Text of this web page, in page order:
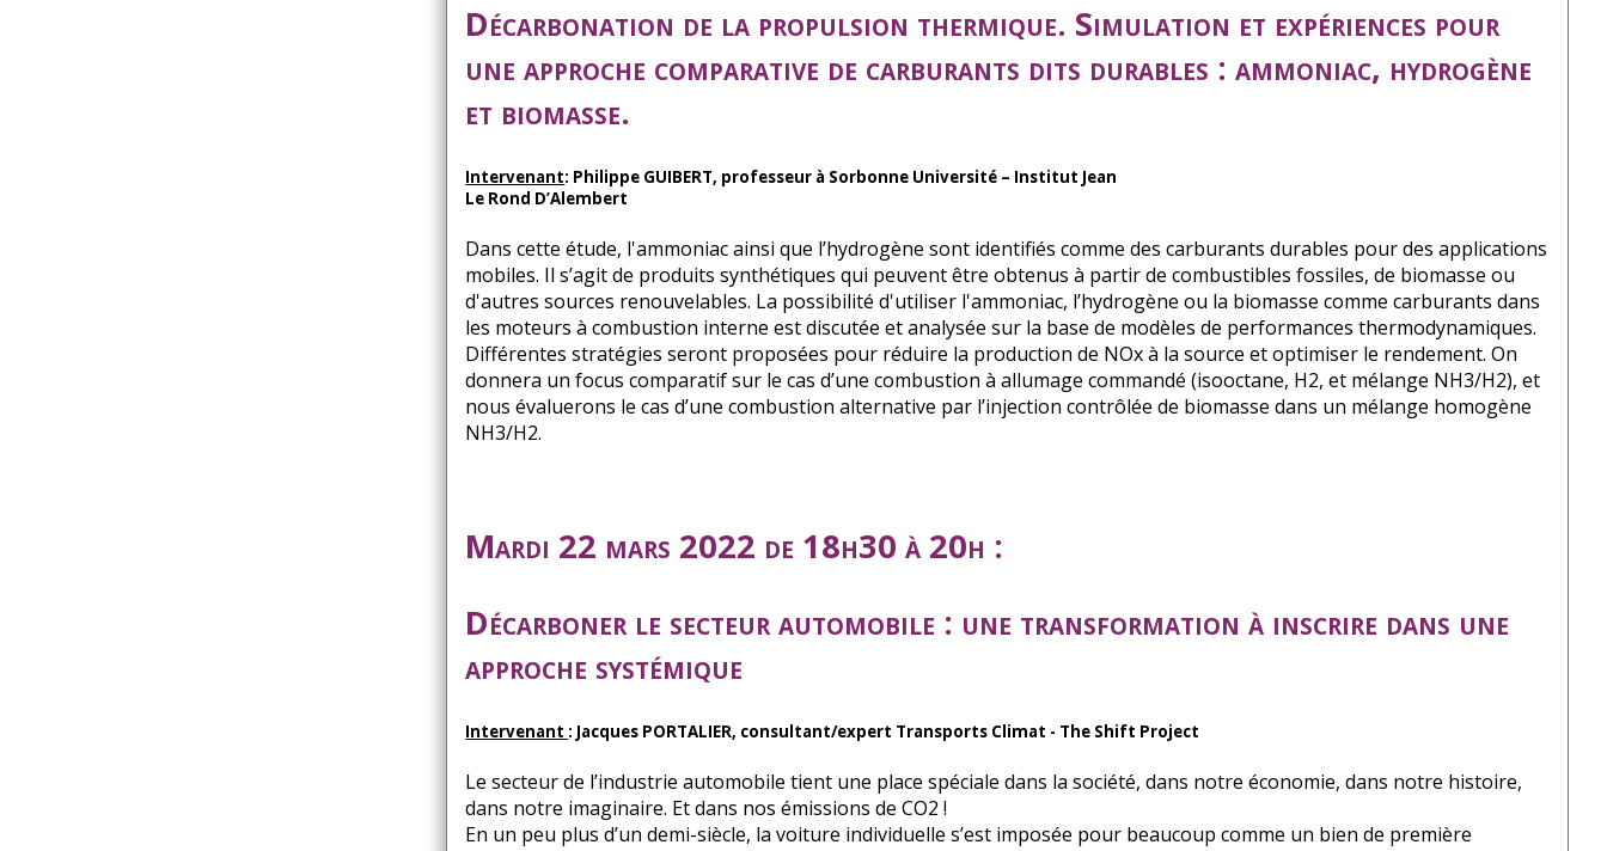
Décarbonation de la propulsion thermique. Simulation et expériences pour
une approche comparative de carburants dits durables : ammoniac, hydrogène
et biomasse.
Intervenant: Philippe GUIBERT, professeur à Sorbonne Université – Institut Jean
Le Rond D’Alembert
Dans cette étude, l'ammoniac ainsi que l’hydrogène sont identifiés comme des carburants durables pour des applications
mobiles. Il s’agit de produits synthétiques qui peuvent être obtenus à partir de combustibles fossiles, de biomasse ou
d'autres sources renouvelables. La possibilité d'utiliser l'ammoniac, l’hydrogène ou la biomasse comme carburants dans
les moteurs à combustion interne est discutée et analysée sur la base de modèles de performances thermodynamiques.
Différentes stratégies seront proposées pour réduire la production de NOx à la source et optimiser le rendement. On
donnera un focus comparatif sur le cas d’une combustion à allumage commandé (isooctane, H2, et mélange NH3/H2), et
nous évaluerons le cas d’une combustion alternative par l’injection contrôlée de biomasse dans un mélange homogène
NH3/H2.
Mardi 22 mars 2022 de 18h30 à 20h :
Décarboner le secteur automobile : une transformation à inscrire dans une
approche systémique
Intervenant : Jacques PORTALIER, consultant/expert Transports Climat - The Shift Project
Le secteur de l’industrie automobile tient une place spéciale dans la société, dans notre économie, dans notre histoire,
dans notre imaginaire. Et dans nos émissions de CO2 !
En un peu plus d’un demi-siècle, la voiture individuelle s’est imposée pour beaucoup comme un bien de première